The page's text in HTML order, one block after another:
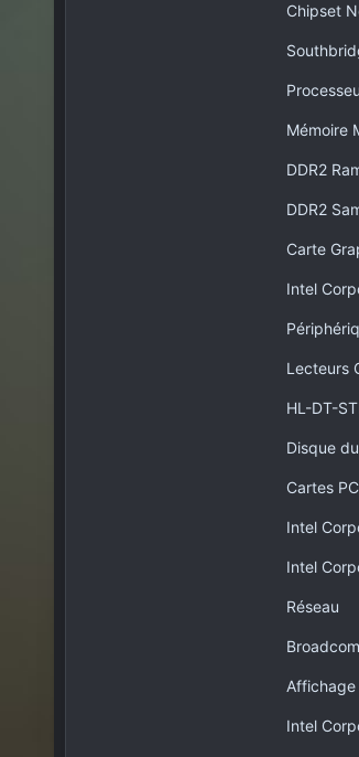
Chipset
Mémoire
DDR2
DDR2
Carte
Intel
Lecteurs
HL-DT-
Disque
Cartes
Intel
Intel
Réseau
Affichage
Intel